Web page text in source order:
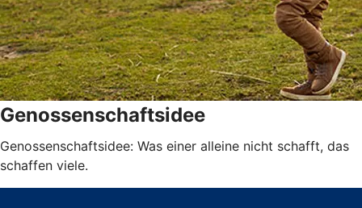
Genossenschaftsidee
Genossenschaftsidee: Was einer alleine nicht schafft, das
schaffen viele.